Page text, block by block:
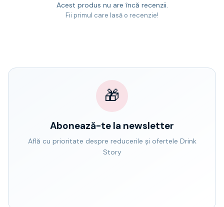
Acest produs nu are încă recenzii.
Fii primul care lasă o recenzie!
🎁
Abonează-te la newsletter
Află cu prioritate despre reducerile și ofertele Drink
Story